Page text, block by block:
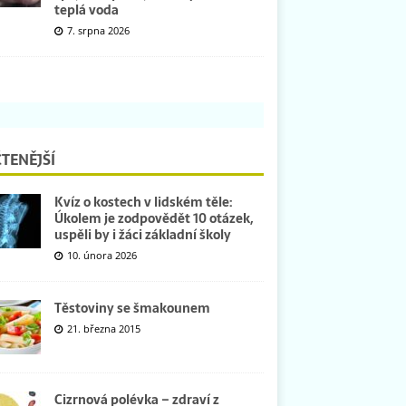
teplá voda
7. srpna 2026
Kvíz o kostech v lidském těle:
Úkolem je zodpovědět 10 otázek,
uspěli by i žáci základní školy
10. února 2026
Těstoviny se šmakounem
21. března 2015
Cizrnová polévka – zdraví z